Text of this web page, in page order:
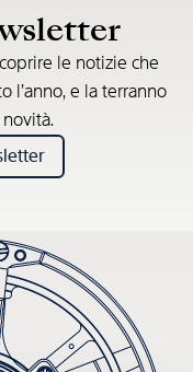
le notizie che
l’anno, e la terranno